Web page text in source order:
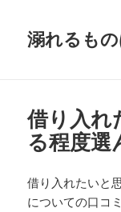
溺れるも
借り入れ
る程度選
借り入れたいと
についての口コ